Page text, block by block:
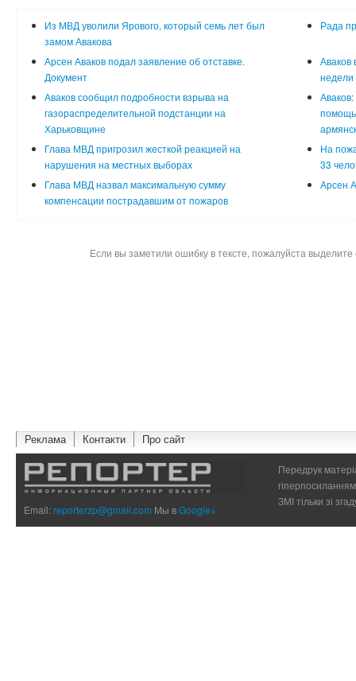
Из МВД уволили Ярового, который семь лет был
замом Авакова
Рада
Арсен Аваков подал заявление об отставке.
Документ
Аваков
недели
Аваков сообщил подробности взрыва на
газораспределительной подстанции на
Харьковщине
помощь
Глава МВД пригрозил жесткой реакцией на
нарушения на местных выборах
На
33
Глава МВД назвал максимальную сумму
компенсации пострадавшим от пожаров
Арсен
Если вы заметили ошибку в тексте, пожалуйста
Реклама Контакти Про сайт
Email:reporterzp@gmail.com Мы вGoogle+
Передрук
ЗМІ тільки зі